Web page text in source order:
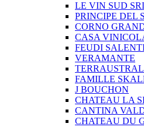
LE VIN SUD
PRINCIPE DEL
CORNO
CASA
FEUDI
VERAMANTE
FAMILLE
J BOUCHON
CHATEAU LA
CANTINA
CHATEAU DU